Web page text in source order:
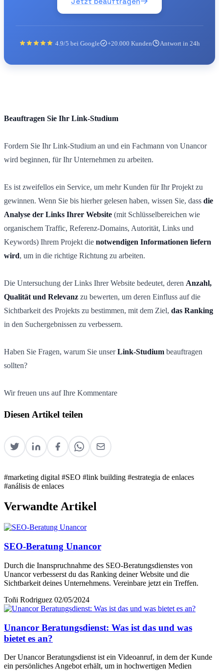
4.9/5 bei Google +20.000 Kunden Antwort in 24h
Beauftragen Sie Ihr Link-Studium
Fordern Sie Ihr Link-Studium an und ein Fachmann von Unancor
wird beginnen, für Ihr Unternehmen zu arbeiten.
Es ist zweifellos ein Service, um mehr Kunden für Ihr Projekt zu
gewinnen. Wenn Sie bis hierher gelesen haben, wissen Sie, dass die
Analyse der Links Ihrer Website (mit Schlüsselbereichen wie
organischem Traffic, Referenz-Domains, Autorität, Links und
Keywords) Ihrem Projekt die notwendigen Informationen liefern
wird, um in die richtige Richtung zu arbeiten.
Die Untersuchung der Links Ihrer Website bedeutet, deren Anzahl,
Qualität und Relevanz zu bewerten, um deren Einfluss auf die
Sichtbarkeit des Projekts zu bestimmen, mit dem Ziel, das Ranking
in den Suchergebnissen zu verbessern.
Haben Sie Fragen, warum Sie unserLink-Studium beauftragen
sollten?
Wir freuen uns auf Ihre Kommentare
Diesen Artikel teilen
#marketing digital #SEO #link building #estrategia de enlaces
#análisis de enlaces
Verwandte Artikel
SEO-Beratung Unancor
Durch die Inanspruchnahme des SEO-Beratungsdienstes von
Unancor verbesserst du das Ranking deiner Website und die
Sichtbarkeit deines Unternehmens. Vereinbare jetzt ein Treffen.
Toñi Rodriguez 02/05/2024
Unancor Beratungsdienst: Was ist das und was
bietet es an?
Der Unancor Beratungsdienst ist ein Videoanruf, in dem der Kunde
ein persönliches Angebot erhält, um in hochwertigen Medien